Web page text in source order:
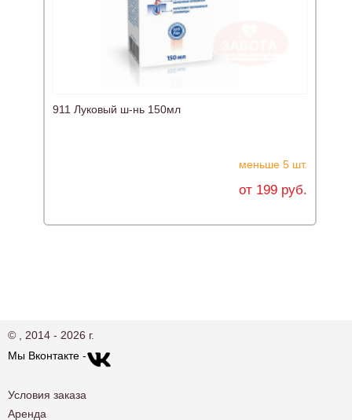
911 Луковый ш-нь 150мл
меньше 5 шт.
от 199 руб.
© , 2014 - 2026 г.
Мы Вконтакте -
Условия заказа
Аренда